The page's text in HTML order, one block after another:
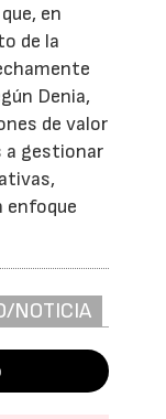
en
de la
Denia,
de valor
a gestionar
enfoque
NOTICIA